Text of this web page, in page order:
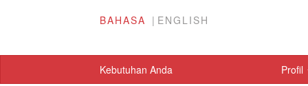
BAHASA ENGLISH
Kebutuhan Anda Profil